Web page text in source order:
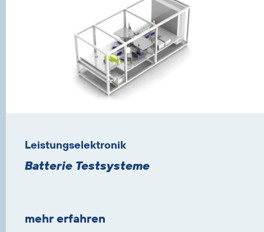
Leistungselektronik
Batterie Testsysteme
mehr erfahren